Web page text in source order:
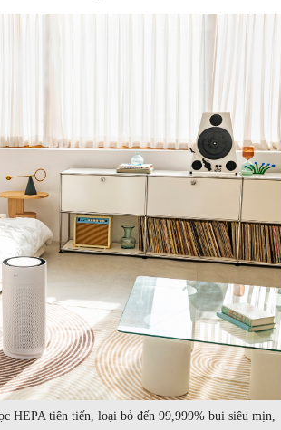
HEPA tiên tiến, loại bỏ đến 99,999% bụi siêu mịn,